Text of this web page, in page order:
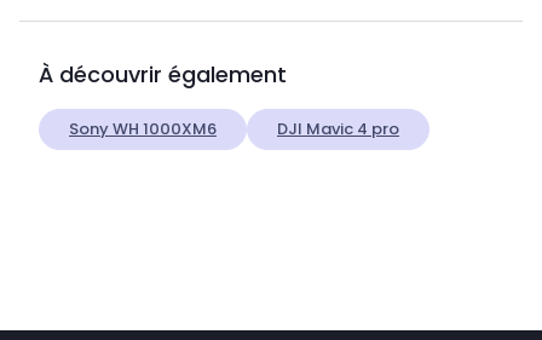
À découvrir également
Sony WH 1000XM6 DJI Mavic 4 pro